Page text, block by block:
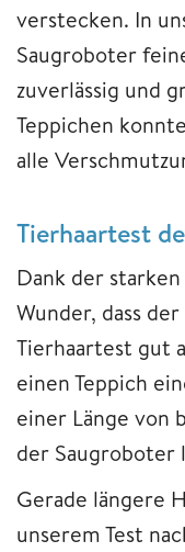
verstecken. In
Saugroboter
zuverlässig und
Teppichen
alle
Tierhaartest
Dank der
Wunder, dass
Tierhaartest gut
einen Teppich
einer Länge von
der Saugroboter
Gerade längere
unserem Test